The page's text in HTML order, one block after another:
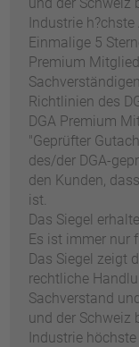
Industrie h?chste
Einmalige 5
Premium
Richtlinien des
DGA Premium
"Geprüfter
des/der DGA-
den Kunden,
ist.
Das Siegel
Es ist immer nur
Das Siegel zeigt
rechtliche
Sachverstand
und der Schweiz
Industrie